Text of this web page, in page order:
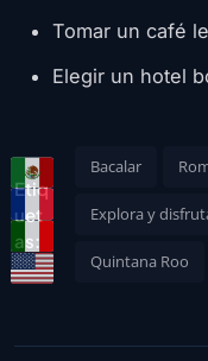
Tomar un café
Elegir un hotel
Etiq
uet
as:
Bacalar
Explora y
Quintana Roo